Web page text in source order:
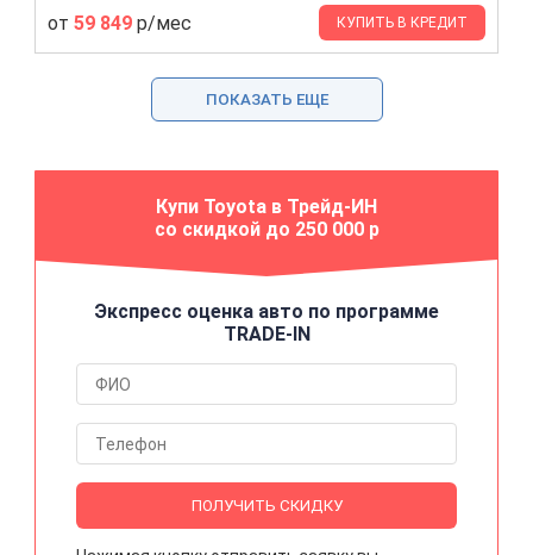
от 59 849 р/мес КУПИТЬ В КРЕДИТ
ПОКАЗАТЬ ЕЩЕ
Купи Toyota в Трейд-ИН
со скидкой до 250 000 р
Экспресс оценка авто по программе
TRADE-IN
ПОЛУЧИТЬ СКИДКУ